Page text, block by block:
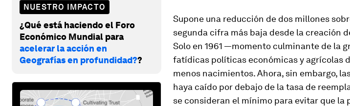
NUESTRO IMPACTO
¿Qué está haciendo el Foro
Económico Mundial para
acelerar la acción en
Geografías en profundidad??
Supone una reducción de dos millones
segunda cifra más baja desde la creación
Solo en 1961 —momento culminante de la
fatídicas políticas económicas y agrícolas
menos nacimientos. Ahora, sin embargo,
haya caído por debajo de la tasa de
se consideran el mínimo para evitar que la